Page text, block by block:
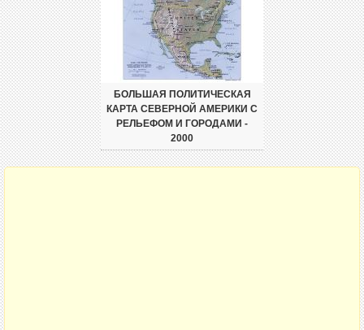
БОЛЬШАЯ ПОЛИТИЧЕСКАЯ
КАРТА СЕВЕРНОЙ АМЕРИКИ С
РЕЛЬЕФОМ И ГОРОДАМИ -
2000